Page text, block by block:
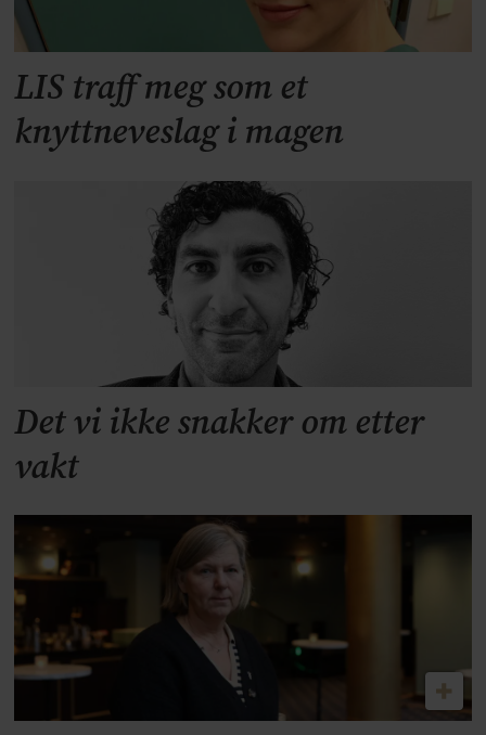
LIS traff meg som et
knyttneveslag i magen
Det vi ikke snakker om etter
vakt